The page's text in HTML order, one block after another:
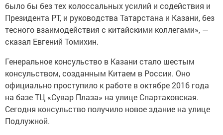
было бы без тех колоссальных усилий и содействия и
Президента РТ, и руководства Татарстана и Казани, без
тесного взаимодействия с китайскими коллегами», —
сказал Евгений Томихин.
Генеральное консульство в Казани стало шестым
консульством, созданным Китаем в России. Оно
официально проступило к работе в октябре 2016 года
на базе ТЦ «Сувар Плаза» на улице Спартаковская.
Сегодня консульство получило новое здание на улице
Подлужной.